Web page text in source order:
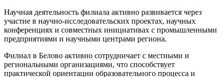
Научная деятельность филиала активно развивается через
участие в научно-исследовательских проектах, научных
конференциях и совместных инициативах с промышленными
предприятиями и научными центрами региона.
Филиал в Белово активно сотрудничает с местными и
региональными организациями, что способствует
практической ориентации образовательного процесса и